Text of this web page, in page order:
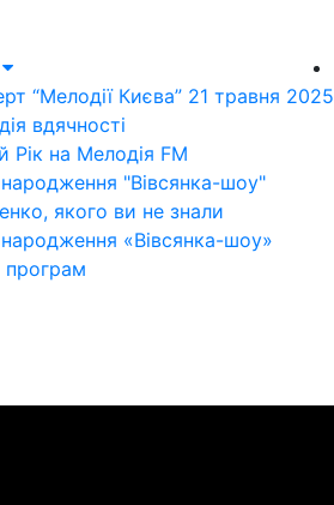
“Мелодії Києва” 21 травня 2025
вдячності
Рік на Мелодія FM
"Вівсянка-шоу"
якого ви не знали
«Вівсянка-шоу»
програм